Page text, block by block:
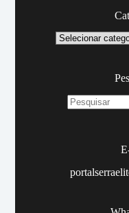
Categoria